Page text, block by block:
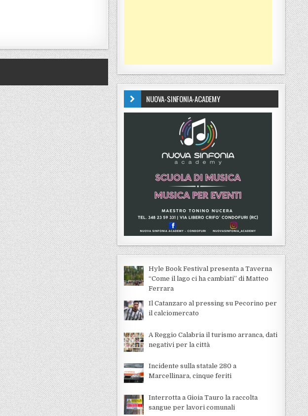
NUOVA-SINFONIA-ACADEMY
Hyle Book Festival presenta a Taverna
“Come il lago ci ha cambiati” di Matteo
Ferrara
Il Catanzaro al pressing su Pecorino per
il calciomercato
A Reggio Calabria il turismo arranca, dati
negativi per la città
Incidente sulla statale 280 a
Marcellinara, cinque feriti
Interrotta a Gioia Tauro la raccolta
sangue per lavori comunali